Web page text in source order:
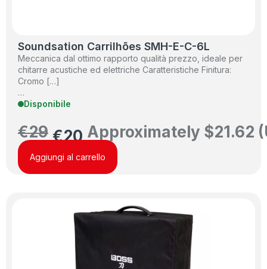
Soundsation Carrilhões SMH-E-C-6L
Meccanica dal ottimo rapporto qualità prezzo, ideale per
chitarre acustiche ed elettriche Caratteristiche Finitura:
Cromo […]
…
Disponibile
€29 €20 Approximately $21.62
Aggiungi al carrello